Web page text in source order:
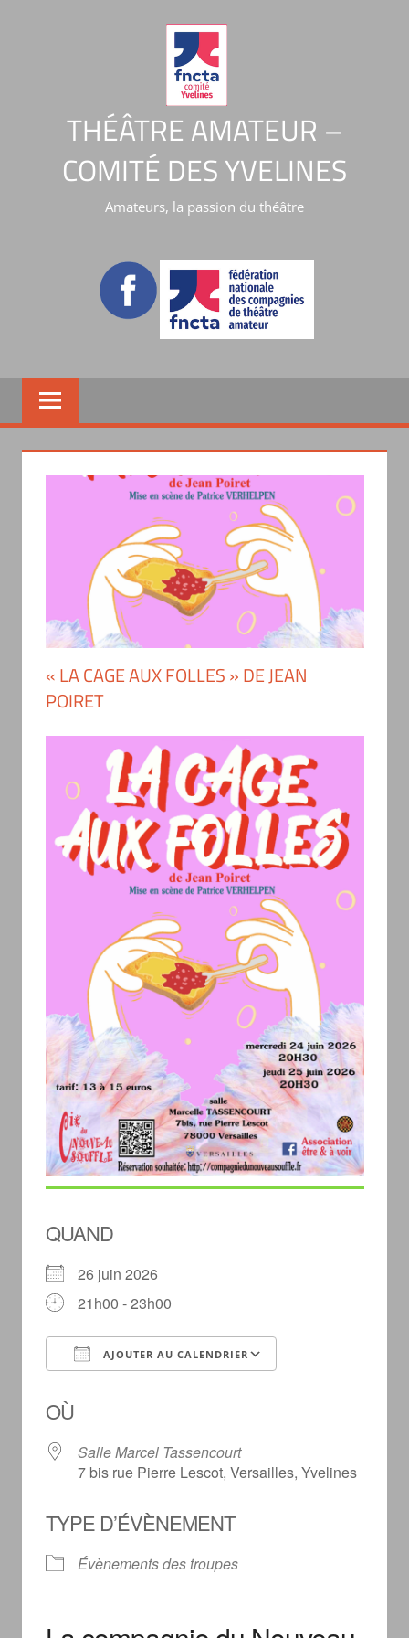
THÉÂTRE AMATEUR –
COMITÉ DES YVELINES
Amateurs, la passion du théâtre
« LA CAGE AUX FOLLES » DE JEAN
POIRET
QUAND
26 juin 2026
21h00 - 23h00
AJOUTER AU CALENDRIER
OÙ
Salle Marcel Tassencourt
7 bis rue Pierre Lescot, Versailles, Yvelines
TYPE D’ÉVÈNEMENT
Évènements des troupes